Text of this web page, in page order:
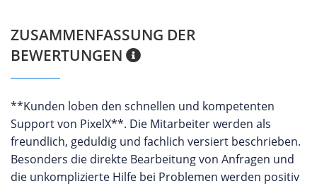
ZUSAMMENFASSUNG DER
BEWERTUNGEN
**Kunden loben den schnellen und kompetenten
Support von PixelX**. Die Mitarbeiter werden als
freundlich, geduldig und fachlich versiert beschrieben.
Besonders die direkte Bearbeitung von Anfragen und
die unkomplizierte Hilfe bei Problemen werden positiv